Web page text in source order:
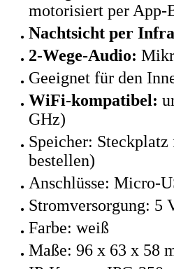
motorisiert per App-
Nachtsicht per
2-Wege-Audio:
Geeignet für den
WiFi-kompatibel:
GHz)
Speicher:
bestellen)
Anschlüsse: Micro-
Stromversorgung: 5
Farbe: weiß
Maße: 96 x 63 x 58